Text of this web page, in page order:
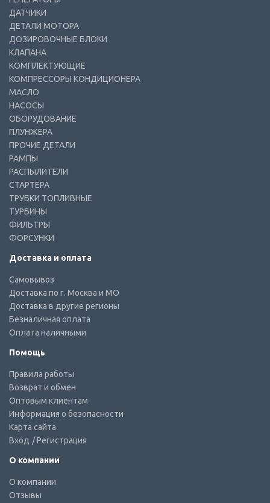
ДАТЧИКИ
ДЕТАЛИ МОТОРА
ДОЗИРОВОЧНЫЕ БЛОКИ
КЛАПАНА
КОМПЛЕКТУЮЩИЕ
КОМПРЕССОРЫ КОНДИЦИОНЕРА
МАСЛО
НАСОСЫ
ОБОРУДОВАНИЕ
ПЛУНЖЕРА
ПРОЧИЕ ДЕТАЛИ
РАМПЫ
РАСПЫЛИТЕЛИ
СТАРТЕРА
ТРУБКИ ТОПЛИВНЫЕ
ТУРБИНЫ
ФИЛЬТРЫ
ФОРСУНКИ
Доставка и оплата
Самовывоз
Доставка по г. Москва и МО
Доставка в другие регионы
Безналичная оплата
Оплата наличными
Помощь
Правила работы
Возврат и обмен
Оптовым клиентам
Информация о безопасности
Карта сайта
Вход / Регистрация
О компании
О компании
Отзывы